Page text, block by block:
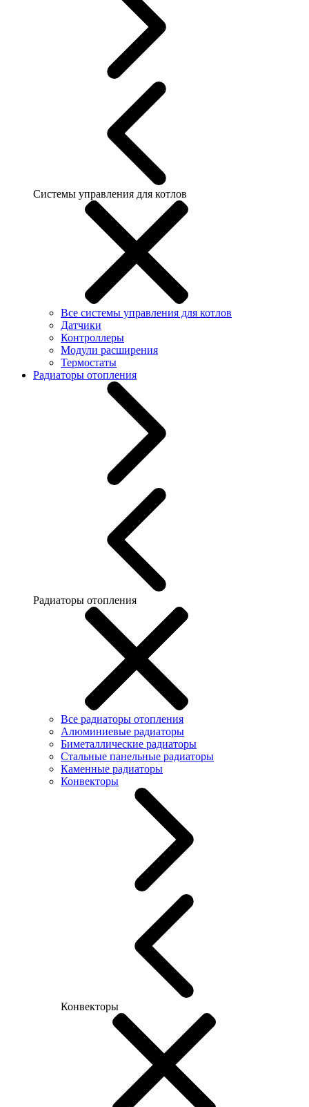
Системы управления для котлов
Все системы управления для котлов
Датчики
Контроллеры
Модули расширения
Термостаты
Радиаторы отопления
Радиаторы отопления
Все радиаторы отопления
Алюминиевые радиаторы
Биметаллические радиаторы
Стальные панельные радиаторы
Каменные радиаторы
Конвекторы
Конвекторы